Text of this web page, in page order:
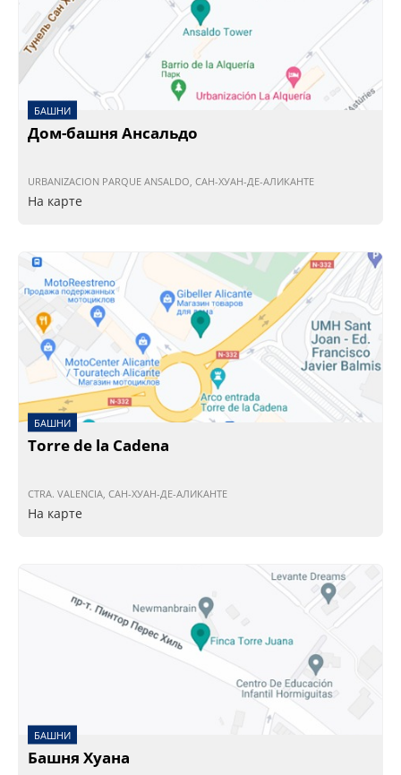
БАШНИ
Дом-башня Ансальдо
URBANIZACION PARQUE ANSALDO, САН-ХУАН-ДЕ-АЛИКАНТЕ
На карте
БАШНИ
Torre de la Cadena
CTRA. VALENCIA, САН-ХУАН-ДЕ-АЛИКАНТЕ
На карте
БАШНИ
Башня Хуана